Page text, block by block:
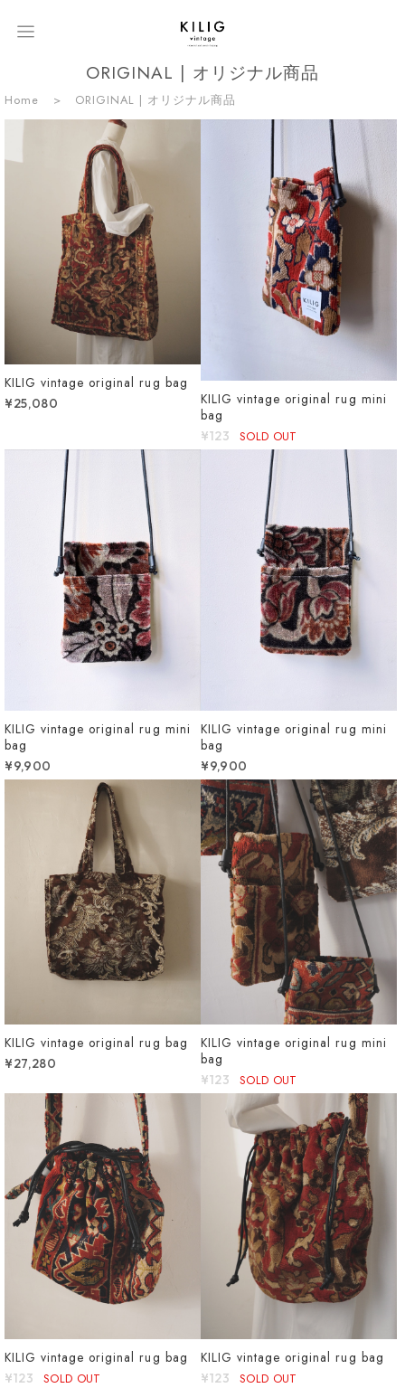
ORIGINAL | オリジナル商品
Home ORIGINAL | オリジナル商品
KILIG vintage original rug bag
¥25,080
KILIG vintage original rug mini
bag
¥123 SOLD OUT
KILIG vintage original rug mini
bag
¥9,900
KILIG vintage original rug mini
bag
¥9,900
KILIG vintage original rug bag
¥27,280
KILIG vintage original rug mini
bag
¥123 SOLD OUT
KILIG vintage original rug bag
¥123 SOLD OUT
KILIG vintage original rug bag
¥123 SOLD OUT